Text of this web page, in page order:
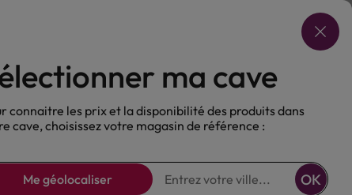
Choisir ma cave
Nos Bières Sans alcool
ma cave
connaitre les prix et la disponibilité des produits dans
cave, choisissez votre magasin de référence :
Me géolocaliser OK